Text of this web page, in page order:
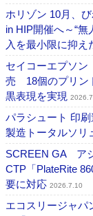
ホリゾン 10月、
in HIP開催へ～“
入を最小限に抑
セイコーエプソ
売 18個のプリン
黒表現を実現
パラシュート 印
製造トータルソリ
SCREEN GA ア
CTP「PlateRite
要に対応 2026.7.10
エコスリージャ